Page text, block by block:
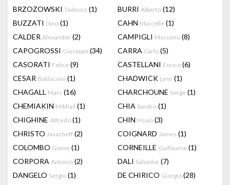
BRZOZOWSKI Tadeusz (1) BURRI Alberto (12)
BUZZATI Dino (1) CAHN Marcelle (1)
CALDER Alexander (2) CAMPIGLI Massimo (8)
CAPOGROSSI Giuseppe(34) CARRA Carlo (5)
CASORATI Felice (9) CASTELLANI Enrico (6)
CESAR Baldaccini (1) CHADWICK Lynn (1)
CHAGALL Marc (16) CHARCHOUNE Serge (1)
CHEMIAKIN Mikhail (1) CHIA Sandro (1)
CHIGHINE Alfredo (1) CHIN Hsiao (3)
CHRISTO Javacheff (2) COIGNARD James (1)
COLOMBO Gianni (1) CORNEILLE Guillaume (1)
CORPORA Antonio (2) DALI Salvador (7)
DANGELO Sergio (1) DE CHIRICO Giorgio (28)